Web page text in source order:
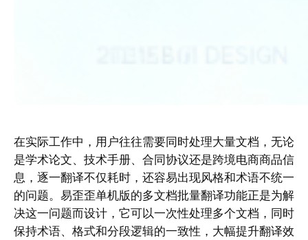
在实际工作中，用户往往需要同时处理大量文档，无论
是学术论文、技术手册、合同协议还是跨境电商商品信
息，逐一翻译不仅耗时，还容易出现风格和术语不统一
的问题。易歪歪单机版的多文档批量翻译功能正是为解
决这一问题而设计，它可以一次性处理多个文档，同时
保持术语、格式和分段逻辑的一致性，大幅提升翻译效